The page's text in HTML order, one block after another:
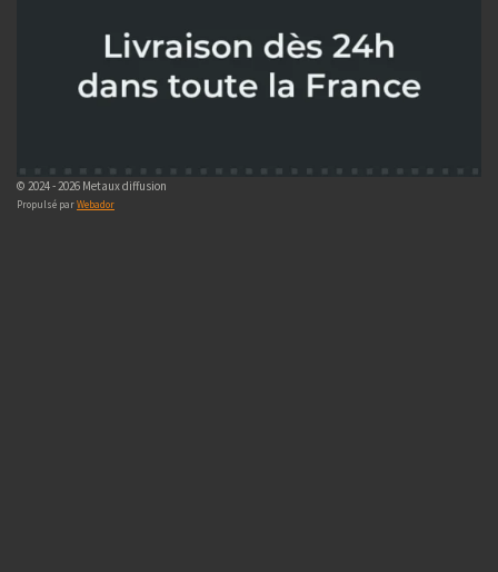
© 2024 - 2026 Metaux diffusion
Propulsé parWebador